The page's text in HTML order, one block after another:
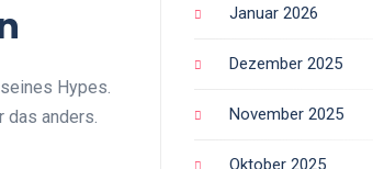
Hypes.
das anders.
Januar 2026
Dezember 2025
November 2025
Oktober 2025